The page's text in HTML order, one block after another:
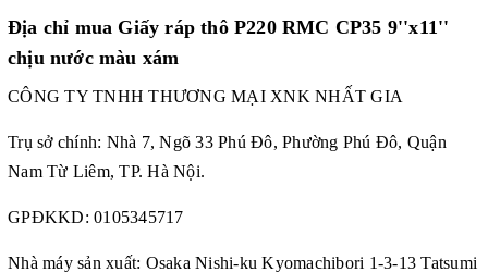
Địa chỉ mua Giấy ráp thô P220 RMC CP35 9''x11''
chịu nước màu xám
CÔNG TY TNHH THƯƠNG MẠI XNK NHẤT GIA
Trụ sở chính: Nhà 7, Ngõ 33 Phú Đô, Phường Phú Đô, Quận
Nam Từ Liêm, TP. Hà Nội.
GPĐKKD: 0105345717
Nhà máy sản xuất: Osaka Nishi-ku Kyomachibori 1-3-13 Tatsumi